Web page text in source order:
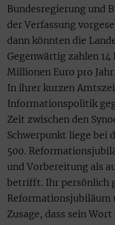
Bundesregierung und
der Verfassung
dann könnten die
Gegenwärtig zahlen
Millionen Euro pro
In ihrer kurzen
Informationspolitik
Zeit zwischen den
Schwerpunkt liege bei
500.
und Vorbereitung als
betrifft. Ihr persönlich
Reformationsjubiläum
Zusage, dass sein